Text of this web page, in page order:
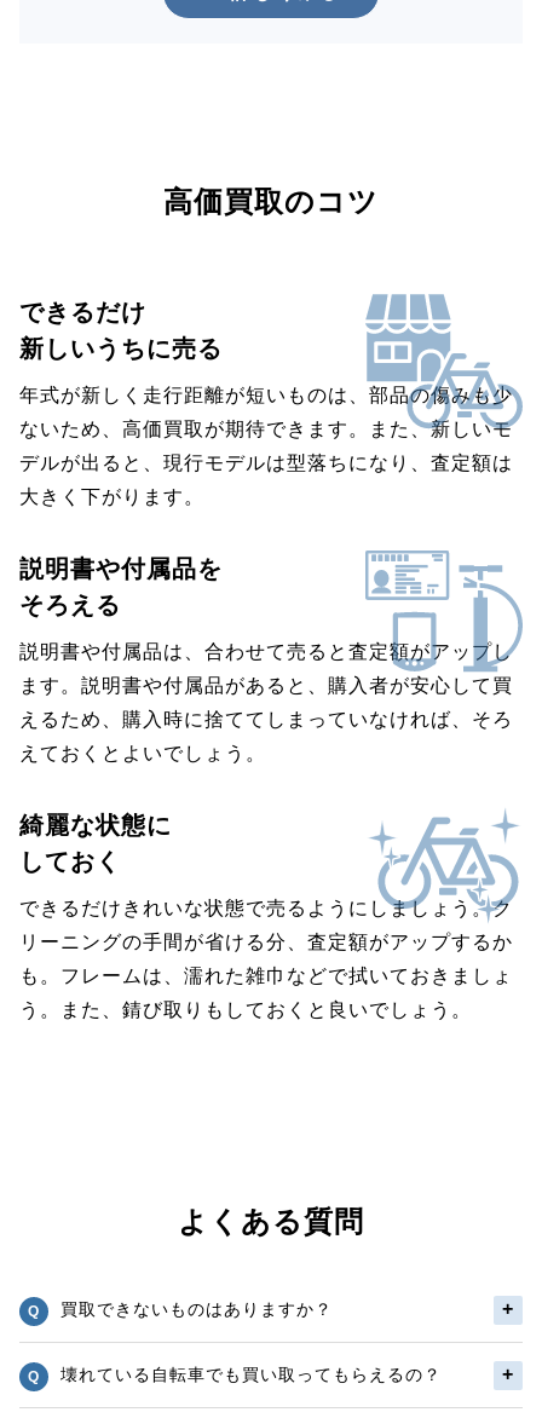
高価買取のコツ
できるだけ
新しいうちに売る
年式が新しく走行距離が短いものは、部品の傷みも少
ないため、高価買取が期待できます。また、新しいモ
デルが出ると、現行モデルは型落ちになり、査定額は
大きく下がります。
説明書や付属品を
そろえる
説明書や付属品は、合わせて売ると査定額がアップし
ます。説明書や付属品があると、購入者が安心して買
えるため、購入時に捨ててしまっていなければ、そろ
えておくとよいでしょう。
綺麗な状態に
しておく
できるだけきれいな状態で売るようにしましょう。ク
リーニングの手間が省ける分、査定額がアップするか
も。フレームは、濡れた雑巾などで拭いておきましょ
う。また、錆び取りもしておくと良いでしょう。
よくある質問
買取できないものはありますか？
壊れている自転車でも買い取ってもらえるの？